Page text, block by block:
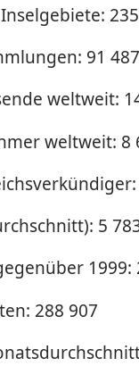
235
91 487
weltweit:
weltweit: 8
5
1999:
288 907